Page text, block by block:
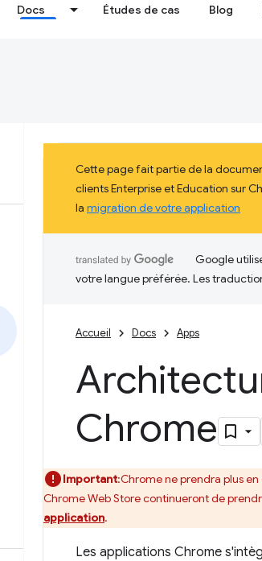
Docs Études de cas Blog
Cette page fait partie de la
clients Enterprise et Education sur
la migration de votre application
Google
votre langue préférée. Les
Accueil Docs Apps
Chrome
Important:Chrome ne prendra plus
Chrome Web Store continueront de
application.
Les applications Chrome